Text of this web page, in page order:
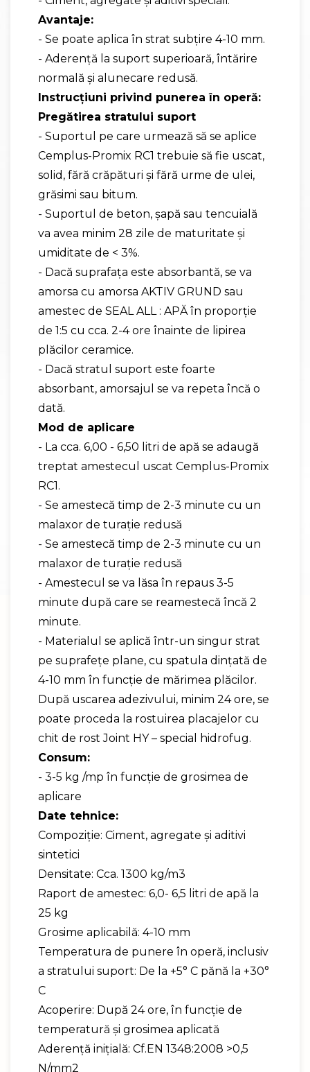
Avantaje:
- Se poate aplica în strat subţire 4-10 mm.
- Aderenţă la suport superioară, întărire
normală și alunecare redusă.
Instrucţiuni privind punerea în operă:
Pregătirea stratului suport
- Suportul pe care urmează să se aplice
Cemplus-Promix RC1 trebuie să fie uscat,
solid, fără crăpături şi fără urme de ulei,
grăsimi sau bitum.
- Suportul de beton, şapă sau tencuială
va avea minim 28 zile de maturitate şi
umiditate de < 3%.
- Dacă suprafaţa este absorbantă, se va
amorsa cu amorsa AKTIV GRUND sau
amestec de SEAL ALL : APĂ în proporţie
de 1:5 cu cca. 2-4 ore înainte de lipirea
plăcilor ceramice.
- Dacă stratul suport este foarte
absorbant, amorsajul se va repeta încă o
dată.
Mod de aplicare
- La cca. 6,00 - 6,50 litri de apă se adaugă
treptat amestecul uscat Cemplus-Promix
RC1.
- Se amestecă timp de 2-3 minute cu un
malaxor de turaţie redusă
- Se amestecă timp de 2-3 minute cu un
malaxor de turaţie redusă
- Amestecul se va lăsa în repaus 3-5
minute după care se reamestecă încă 2
minute.
- Materialul se aplică într-un singur strat
pe suprafeţe plane, cu spatula dințată de
4-10 mm în funcţie de mărimea plăcilor.
După uscarea adezivului, minim 24 ore, se
poate proceda la rostuirea placajelor cu
chit de rost Joint HY – special hidrofug.
Consum:
- 3-5 kg /mp în funcţie de grosimea de
aplicare
Date tehnice:
Compoziţie: Ciment, agregate şi aditivi
sintetici
Densitate: Cca. 1300 kg/m3
Raport de amestec: 6,0- 6,5 litri de apă la
25 kg
Grosime aplicabilă: 4-10 mm
Temperatura de punere în operă, inclusiv
a stratului suport: De la +5° C pănă la +30°
C
Acoperire: După 24 ore, în funcţie de
temperatură şi grosimea aplicată
Aderenţă inițială: Cf.EN 1348:2008 >0,5
N/mm2